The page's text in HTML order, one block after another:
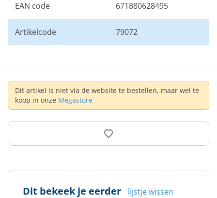
EAN code 671880628495
Artikelcode 79072
Dit artikel is niet via de website te bestellen, maar wel te
koop in onze Megastore
Dit bekeek je eerder lijstje wissen